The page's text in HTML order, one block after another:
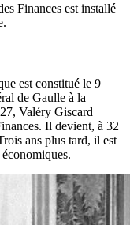
Finances est installé
est constitué le 9
de Gaulle à la
Valéry Giscard
Il devient, à 32
ans plus tard, il est